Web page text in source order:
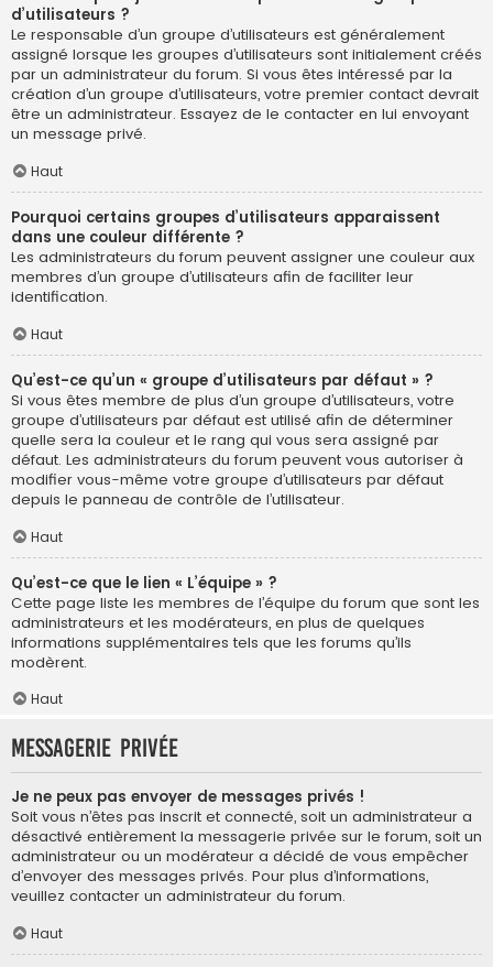
d’utilisateurs ?
Le responsable d’un groupe d’utilisateurs est généralement
assigné lorsque les groupes d’utilisateurs sont initialement créés
par un administrateur du forum. Si vous êtes intéressé par la
création d’un groupe d’utilisateurs, votre premier contact devrait
être un administrateur. Essayez de le contacter en lui envoyant
un message privé.
Haut
Pourquoi certains groupes d’utilisateurs apparaissent
dans une couleur différente ?
Les administrateurs du forum peuvent assigner une couleur aux
membres d’un groupe d’utilisateurs afin de faciliter leur
identification.
Haut
Qu’est-ce qu’un « groupe d’utilisateurs par défaut » ?
Si vous êtes membre de plus d’un groupe d’utilisateurs, votre
groupe d’utilisateurs par défaut est utilisé afin de déterminer
quelle sera la couleur et le rang qui vous sera assigné par
défaut. Les administrateurs du forum peuvent vous autoriser à
modifier vous-même votre groupe d’utilisateurs par défaut
depuis le panneau de contrôle de l’utilisateur.
Haut
Qu’est-ce que le lien « L’équipe » ?
Cette page liste les membres de l’équipe du forum que sont les
administrateurs et les modérateurs, en plus de quelques
informations supplémentaires tels que les forums qu’ils
modèrent.
Haut
Messagerie privée
Je ne peux pas envoyer de messages privés !
Soit vous n’êtes pas inscrit et connecté, soit un administrateur a
désactivé entièrement la messagerie privée sur le forum, soit un
administrateur ou un modérateur a décidé de vous empêcher
d’envoyer des messages privés. Pour plus d’informations,
veuillez contacter un administrateur du forum.
Haut